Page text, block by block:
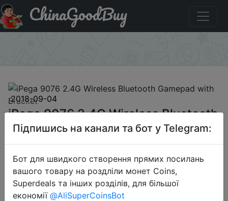
Знижка на iPega 9076 2.4G Wireless Bluetooth Gamepad
with BracketChinaGoodBuy
2018-09-04
iPega 9076 2.4G Wireless Bluetooth
Gamepad with Bracket
$16.99
Підпишись на канали та бот у Telegram:
Бот для швидкого створення прямих посилань
вашого товару на роздліли монет Coins,
Superdeals та інших розділів, для більшої
економії @AliSuperCoinsBot